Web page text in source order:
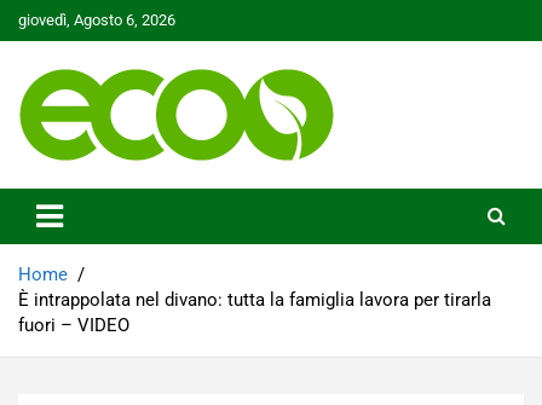
Skip
to
giovedì, Agosto 6, 2026
Ecoo.it
Home
È intrappolata nel divano: tutta la famiglia lavora per tirarla
fuori – VIDEO